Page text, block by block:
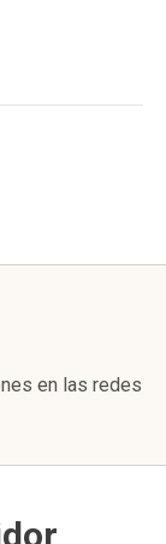
en las redes